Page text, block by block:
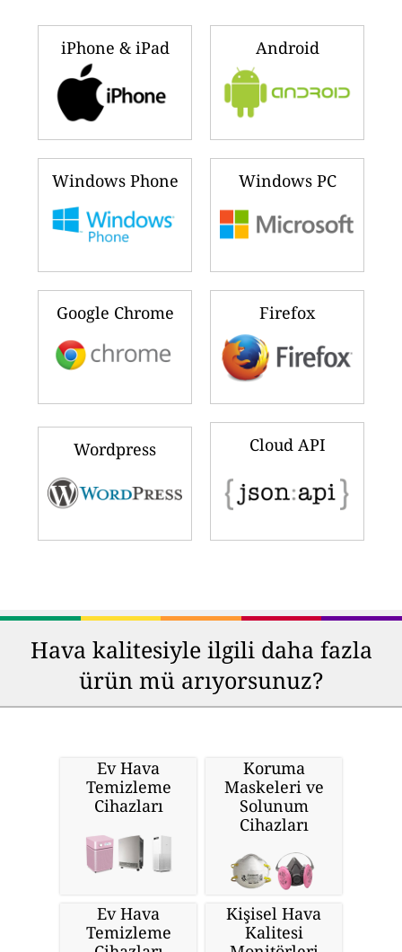
iPhone & iPad Android
Windows Phone Windows PC
Google Chrome Firefox
Wordpress Cloud API
Hava kalitesiyle ilgili daha fazla
ürün mü arıyorsunuz?
Ev Hava
Temizleme
Cihazları
Koruma
Maskeleri ve
Solunum
Cihazları
Ev Hava
Temizleme
Kişisel Hava
Kalitesi